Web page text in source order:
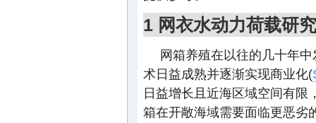
1 网衣水动力荷载研究
网箱养殖在以往的几十年
术日益成熟并逐渐实现商业化(
日益增长且近海区域空间有限
箱在开敞海域需要面临更恶劣